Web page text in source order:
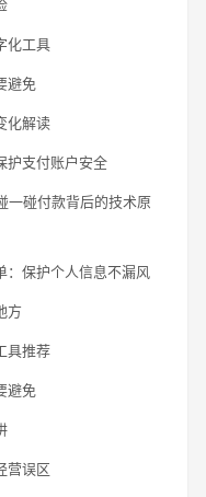
化工具
避免
化解读
护支付账户安全
一碰付款背后的技术原
：保护个人信息不漏风
方
具推荐
避免
营误区